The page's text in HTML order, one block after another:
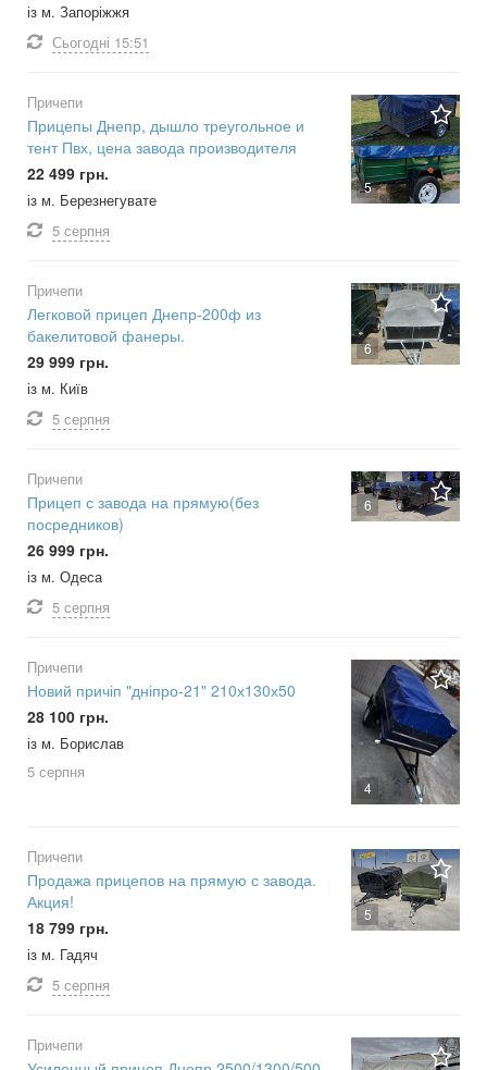
із м. Запоріжжя
Сьогодні 15:51
5
Причепи
Прицепы Днепр, дышло треугольное и
тент Пвх, цена завода производителя
22 499 грн.
із м. Березнегувате
5 серпня
6
Причепи
Легковой прицеп Днепр-200ф из
бакелитовой фанеры.
29 999 грн.
із м. Київ
5 серпня
6
Причепи
Прицеп с завода на прямую(без
посредников)
26 999 грн.
із м. Одеса
5 серпня
4
Причепи
Новий причіп "дніпро-21" 210х130х50
28 100 грн.
із м. Борислав
5 серпня
5
Причепи
Продажа прицепов на прямую с завода.
Акция!
18 799 грн.
із м. Гадяч
5 серпня
Причепи